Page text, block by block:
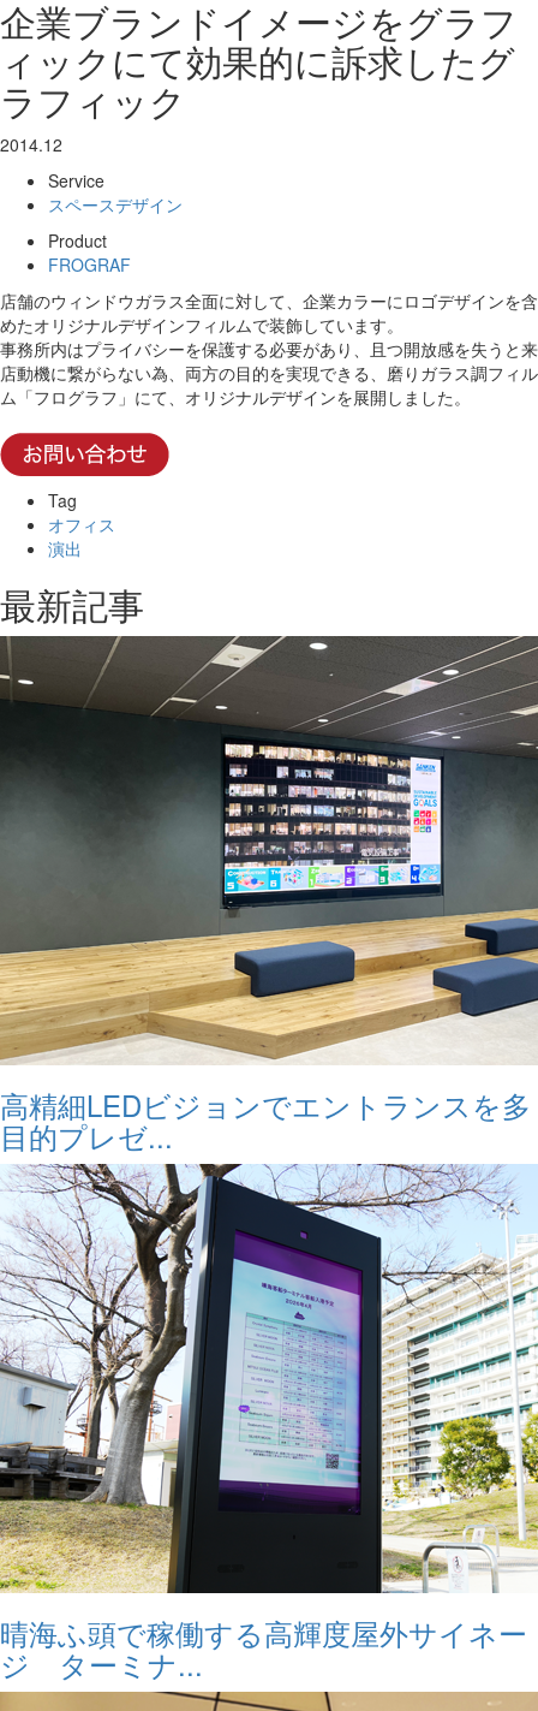
企業ブランドイメージをグラフ
ィックにて効果的に訴求したグ
ラフィック
2014.12
Service
スペースデザイン
Product
FROGRAF
店舗のウィンドウガラス全面に対して、企業カラーにロゴデザインを含
めたオリジナルデザインフィルムで装飾しています。
事務所内はプライバシーを保護する必要があり、且つ開放感を失うと来
店動機に繋がらない為、両方の目的を実現できる、磨りガラス調フィル
ム「フログラフ」にて、オリジナルデザインを展開しました。
Tag
オフィス
演出
最新記事
高精細LEDビジョンでエントランスを多
目的プレゼ...
晴海ふ頭で稼働する高輝度屋外サイネー
ジ ターミナ...